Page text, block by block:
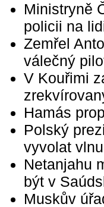
Ministryně
policii na
Zemřel
válečný
V Kouřimi
Hamás
Polský
vyvolat
Netanjahu
být v
Muskův